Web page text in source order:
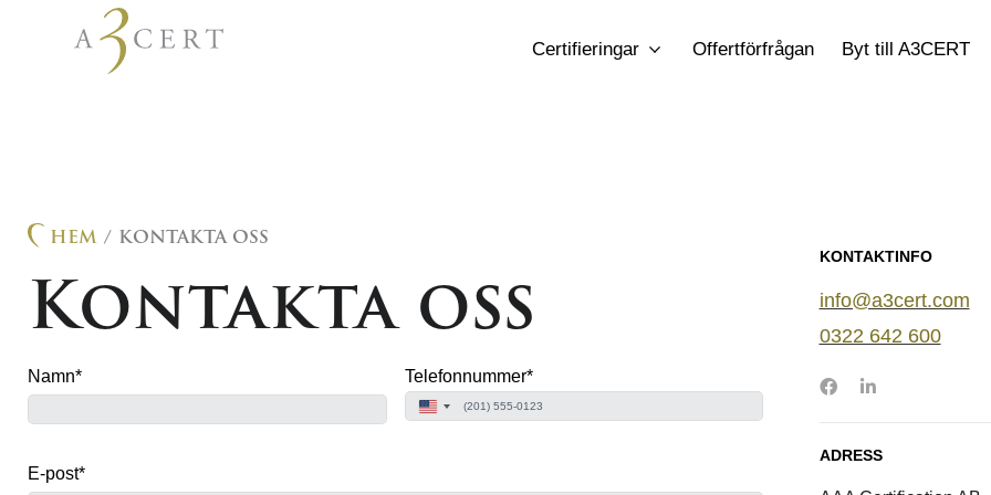
Certifieringar
ECM– Certifiering av
underhållsansvarig enhet
– Informationssäkerhet
Offertförfrågan Byt till A3CERT
HEM / KONTAKTA OSS
Kontakta oss
Namn* Telefonnummer*
USA +1
E-post*
KONTAKTINFO​
info@a3cert.com​​
0322 642 600​​
ADRESS